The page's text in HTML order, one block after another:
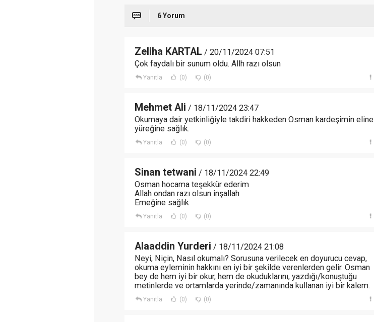
6 Yorum
Zeliha KARTAL / 20/11/2024 07:51
Çok faydalı bir sunum oldu. Allh razı olsun
Yanıtla (0) (0)
Mehmet Ali / 18/11/2024 23:47
Okumaya dair yetkinliğiyle takdiri hakkeden Osman kardeşimin eline
yüreğine sağlık.
Yanıtla (0) (0)
Sinan tetwani / 18/11/2024 22:49
Osman hocama teşekkür ederim
Allah ondan razı olsun inşallah
Emeğine sağlık
Yanıtla (0) (0)
Alaaddin Yurderi / 18/11/2024 21:08
Neyi, Niçin, Nasıl okumalı? Sorusuna verilecek en doyurucu cevap,
okuma eyleminin hakkını en iyi bir şekilde verenlerden gelir. Osman
bey de hem iyi bir okur, hem de okuduklarını, yazdığı/konuştuğu
metinlerde ve ortamlarda yerinde/zamanında kullanan iyi bir kalem.
Yanıtla (0) (0)